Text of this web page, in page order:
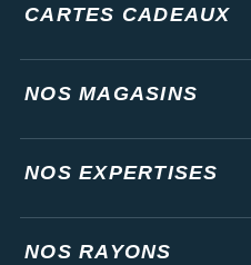
CARTES CADEAUX
NOS MAGASINS
NOS EXPERTISES
NOS RAYONS